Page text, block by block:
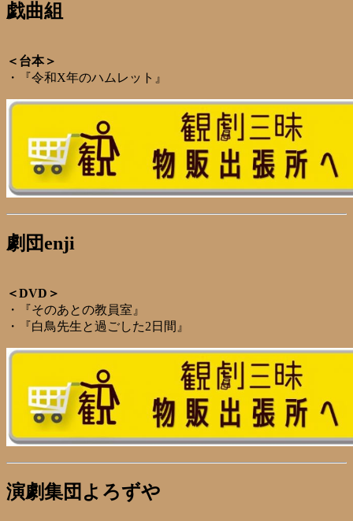
戯曲組
＜台本＞
・『令和X年のハムレット』
劇団enji
＜DVD＞
・『そのあとの教員室』
・『白鳥先生と過ごした2日間』
演劇集団よろずや